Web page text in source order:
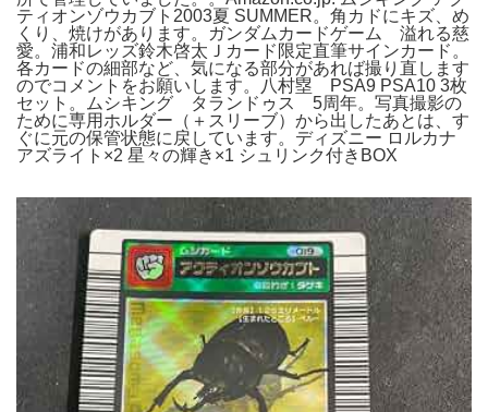
ティオンゾウカブト2003夏 SUMMER。角カドにキズ、め
くり、焼けがあります。ガンダムカードゲーム 溢れる慈
愛。浦和レッズ鈴木啓太Ｊカード限定直筆サインカード。
各カードの細部など、気になる部分があれば撮り直します
のでコメントをお願いします。八村塁 PSA9 PSA10 3枚
セット。ムシキング タランドゥス 5周年。写真撮影の
ために専用ホルダー（＋スリーブ）から出したあとは、す
ぐに元の保管状態に戻しています。ディズニー ロルカナ
アズライト×2 星々の輝き×1 シュリンク付きBOX